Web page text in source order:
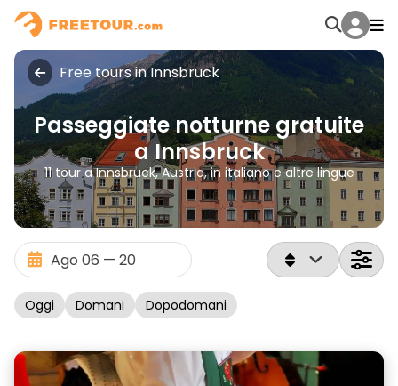
Free tours in Innsbruck
Passeggiate notturne gratuite
a Innsbruck
11 tour a Innsbruck, Austria, in italiano e altre lingue
Oggi Domani Dopodomani